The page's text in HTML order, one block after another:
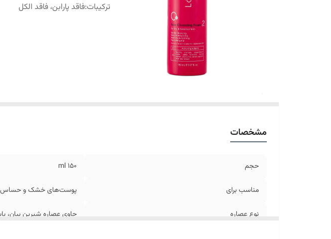
ترکیبات:فاقد پارابن، فاقد الکل
مشخصات
حجم ۱۵۰ ml
مناسب برای پوست‌های خشک و حساس
نوع عصاره حاوی عصاره شیرین بیان،